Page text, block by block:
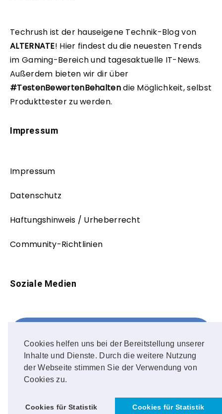
Cookies helfen uns bei der Bereitstellung unserer
Inhalte und Dienste. Durch die weitere Nutzung
der Webseite stimmen Sie der Verwendung von
Cookies zu.
Cookies für Statistik Cookies für Statistik
Techrush ist der hauseigene Technik-Blog von
ALTERNATE! Hier findest du die neuesten Trends
im Gaming-Bereich und tagesaktuelle IT-News.
Außerdem bieten wir dir über
#TestenBewertenBehaltendie Möglichkeit, selbst
Produkttester zu werden.
Impressum
Impressum
Datenschutz
Haftungshinweis / Urheberrecht
Community-Richtlinien
Soziale Medien
FOLLOW ME!
Instagram
OUR PHOTOS!